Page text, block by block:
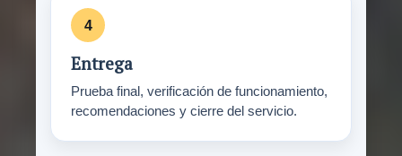
Entrega
Prueba final, verificación de funcionamiento,
recomendaciones y cierre del servicio.